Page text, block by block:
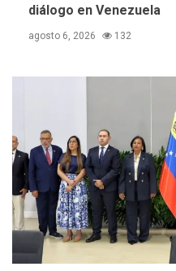
diálogo en Venezuela
agosto 6, 2026 132